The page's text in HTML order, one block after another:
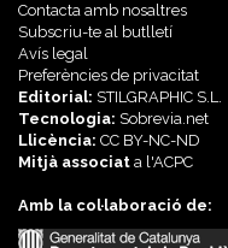
Contacta amb nosaltres
Subscriu-te al butlletí
Avís legal
Preferències de privacitat
Editorial: STILGRAPHIC S.L.
Tecnologia: Sobrevia.net
Llicència: CC BY-NC-ND
Mitjà associat a l'ACPC
Amb la col·laboració de: